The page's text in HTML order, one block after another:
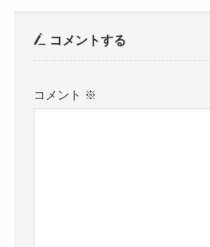
コメントする
コメント ※